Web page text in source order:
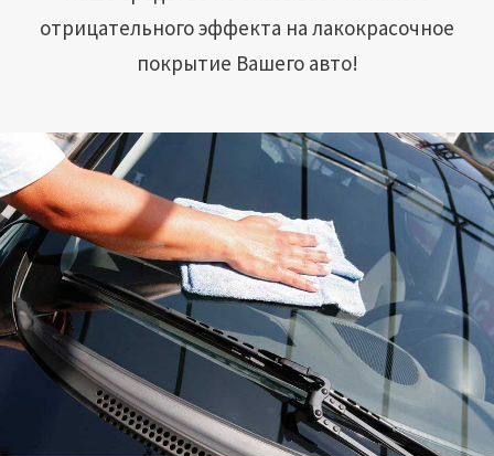
отрицательного эффекта на лакокрасочное
покрытие Вашего авто!